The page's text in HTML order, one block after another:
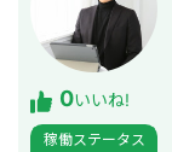
0いいね!
稼働ステータス